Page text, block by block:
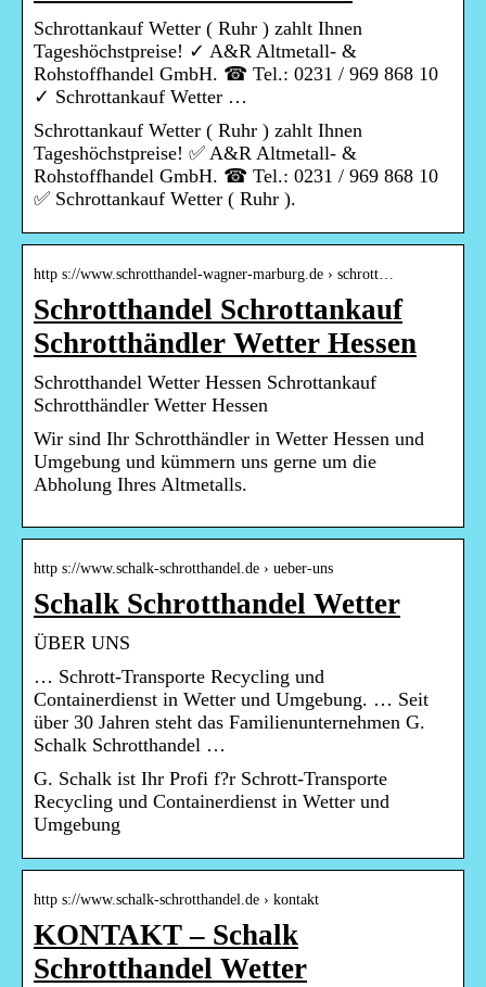
Schrottankauf Wetter ( Ruhr ) zahlt Ihnen
Tageshöchstpreise! ✓ A&R Altmetall- &
Rohstoffhandel GmbH. ☎ Tel.: 0231 / 969 868 10
✓ Schrottankauf Wetter …
Schrottankauf Wetter ( Ruhr ) zahlt Ihnen
Tageshöchstpreise! ✅ A&R Altmetall- &
Rohstoffhandel GmbH. ☎ Tel.: 0231 / 969 868 10
✅ Schrottankauf Wetter ( Ruhr ).
http s://www.schrotthandel-wagner-marburg.de › schrott…
Schrotthandel Schrottankauf
Schrotthändler Wetter Hessen
Schrotthandel Wetter Hessen Schrottankauf
Schrotthändler Wetter Hessen
Wir sind Ihr Schrotthändler in Wetter Hessen und
Umgebung und kümmern uns gerne um die
Abholung Ihres Altmetalls.
http s://www.schalk-schrotthandel.de › ueber-uns
Schalk Schrotthandel Wetter
ÜBER UNS
… Schrott-Transporte Recycling und
Containerdienst in Wetter und Umgebung. … Seit
über 30 Jahren steht das Familienunternehmen G.
Schalk Schrotthandel …
G. Schalk ist Ihr Profi f?r Schrott-Transporte
Recycling und Containerdienst in Wetter und
Umgebung
http s://www.schalk-schrotthandel.de › kontakt
KONTAKT – Schalk
Schrotthandel Wetter